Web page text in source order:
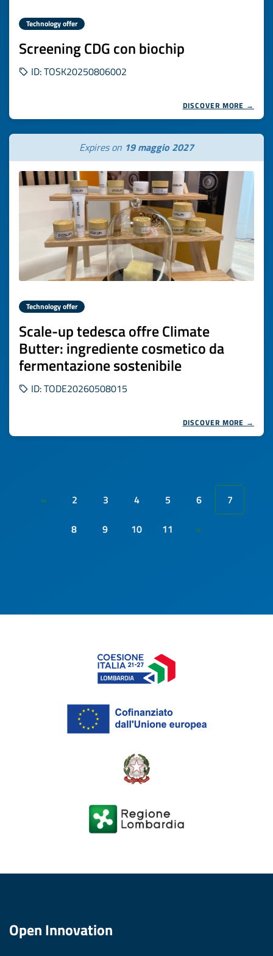
Technology offer
Screening CDG con biochip
ID: TOSK20250806002
DISCOVER MORE →
Expires on 19 maggio 2027
Technology offer
Scale-up tedesca offre Climate
Butter: ingrediente cosmetico da
fermentazione sostenibile
ID: TODE20260508015
DISCOVER MORE →
« 2 3 4 5 6
7
8
9 10 11 »
Open Innovation